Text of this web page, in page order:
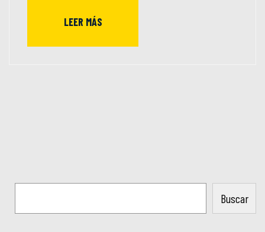
LEER MÁS
Buscar